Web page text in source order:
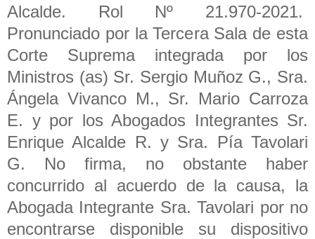
Alcalde. Rol Nº 21.970-2021.
Pronunciado por la Tercera Sala de esta
Corte Suprema integrada por los
Ministros (as) Sr. Sergio Muñoz G., Sra.
Ángela Vivanco M., Sr. Mario Carroza
E. y por los Abogados Integrantes Sr.
Enrique Alcalde R. y Sra. Pía Tavolari
G. No firma, no obstante haber
concurrido al acuerdo de la causa, la
Abogada Integrante Sra. Tavolari por no
encontrarse disponible su dispositivo